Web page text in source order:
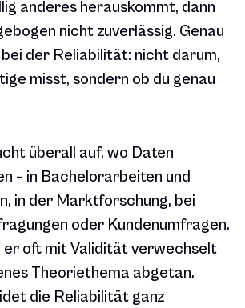
anderes herauskommt, dann
nicht zuverlässig. Genau
der Reliabilität: nicht darum,
misst, sondern ob du genau
überall auf, wo Daten
– in Bachelorarbeiten und
in der Marktforschung, bei
oder Kundenumfragen.
oft mit Validität verwechselt
Theoriethema abgetan.
die Reliabilität ganz